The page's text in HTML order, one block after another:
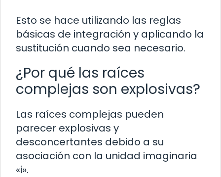
Esto se hace utilizando las reglas
básicas de integración y aplicando la
sustitución cuando sea necesario.
¿Por qué las raíces
complejas son explosivas?
Las raíces complejas pueden
parecer explosivas y
desconcertantes debido a su
asociación con la unidad imaginaria
«i».